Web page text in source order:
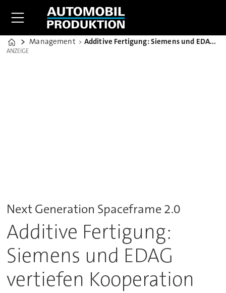
Home
Management Additive Fertigung: Siemens und EDAG vertiefen Kooperation
ANZEIGE
ANZEIGE
Next Generation Spaceframe 2.0
Additive Fertigung:
Siemens und EDAG
vertiefen Kooperation